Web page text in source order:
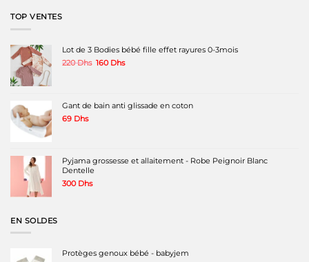
TOP VENTES
Lot de 3 Bodies bébé fille effet rayures 0-3mois
220Dhs Le
220 Dhs.
160 DhsLe
160 Dhs.
Gant de bain anti glissade en coton
69 Dhs
Pyjama grossesse et allaitement - Robe Peignoir Blanc
Dentelle
300 Dhs
EN SOLDES
Protèges genoux bébé - babyjem